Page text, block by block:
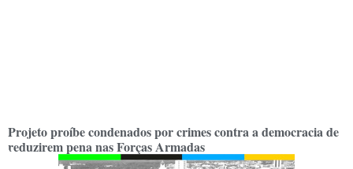
Projeto proíbe condenados por crimes contra a democracia de
reduzirem pena nas Forças Armadas